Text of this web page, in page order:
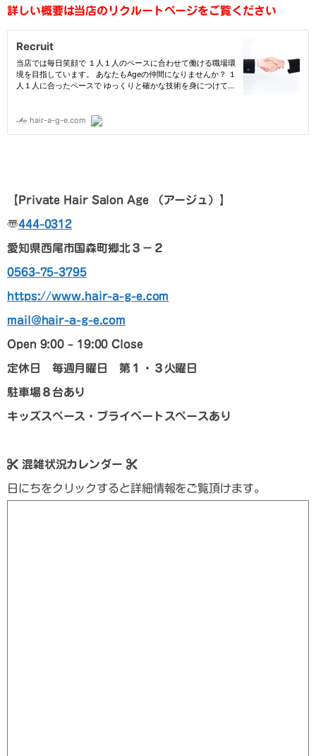
詳しい概要は当店のリクルートページをご覧ください
【Private Hair Salon Age （アージュ） 】
〠444-0312
愛知県西尾市国森町郷北３－２
0563-75-3795
https://www.hair-a-g-e.com
mail@hair-a-g-e.com
Open 9:00 – 19:00 Close
定休日 毎週月曜日 第１・３火曜日
駐車場８台あり
キッズスペース・プライベートスペースあり
混雑状況カレンダー
日にちをクリックすると詳細情報をご覧頂けます。